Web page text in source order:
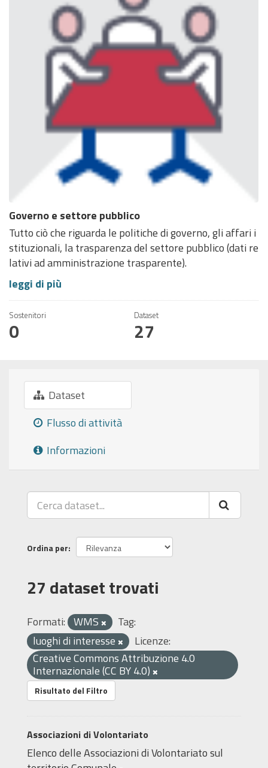
Governo e settore pubblico
Tutto ciò che riguarda le politiche di governo, gli affari i
stituzionali, la trasparenza del settore pubblico (dati re
lativi ad amministrazione trasparente).
leggi di più
Sostenitori
0
Dataset
27
Dataset
Flusso di attività
Informazioni
Ordina per
27 dataset trovati
Formati: WMS
Tag:
luoghi di interesse
Licenze:
Creative Commons Attribuzione 4.0
Internazionale (CC BY 4.0)
Risultato del Filtro
Associazioni di Volontariato
Elenco delle Associazioni di Volontariato sul